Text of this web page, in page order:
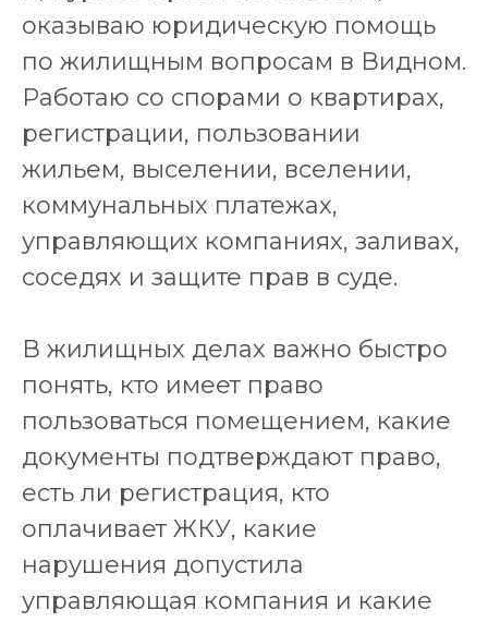
оказываю юридическую помощь
по жилищным вопросам в Видном.
Работаю со спорами о квартирах,
регистрации, пользовании
жильем, выселении, вселении,
коммунальных платежах,
управляющих компаниях, заливах,
соседях и защите прав в суде.
В жилищных делах важно быстро
понять, кто имеет право
пользоваться помещением, какие
документы подтверждают право,
есть ли регистрация, кто
оплачивает ЖКУ, какие
нарушения допустила
управляющая компания и какие